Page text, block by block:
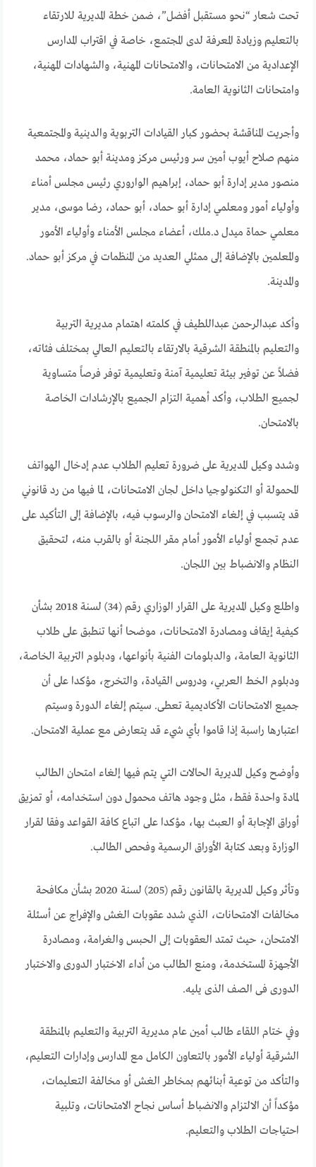
تحت شعار “نحو مستقبل أفضل”، ضمن خطة المديرية للارتقاء
بالتعليم وزيادة المعرفة لدى المجتمع، خاصة في اقتراب المدارس
الإعدادية من الامتحانات، والامتحانات المهنية، والشهادات المهنية،
وامتحانات الثانوية العامة.
وأجريت المناقشة بحضور كبار القيادات التربوية والدينية والمجتمعية
منهم صلاح أيوب أمين سر ورئيس مركز ومدينة أبو حماد، محمد
منصور مدير إدارة أبو حماد، إبراهيم الواروري رئيس مجلس أمناء
وأولياء أمور ومعلمي إدارة أبو حماد، أبو حماد، رضا موسى، مدير
معلمي حماة ميدل د.ملك، أعضاء مجلس الأمناء وأولياء الأمور
والمعلمين بالإضافة إلى ممثلي العديد من المنظمات في مركز أبو حماد.
والمدينة.
وأكد عبدالرحمن عبداللطيف في كلمته اهتمام مديرية التربية
والتعليم بالمنطقة الشرقية بالارتقاء بالتعليم العالي بمختلف فئاته،
فضلاً عن توفير بيئة تعليمية آمنة وتعليمية توفر فرصاً متساوية
لجميع الطلاب، وأكد أهمية التزام الجميع بالإرشادات الخاصة
بالامتحان.
وشدد وكيل المديرية على ضرورة تعليم الطلاب عدم إدخال الهواتف
المحمولة أو التكنولوجيا داخل لجان الامتحانات، لما فيها من رد قانوني
قد يتسبب في إلغاء الامتحان والرسوب فيه، بالإضافة إلى التأكيد على
عدم تجمع أولياء الأمور أمام مقر اللجنة أو بالقرب منه، لتحقيق
النظام والانضباط بين اللجان.
واطلع وكيل المديرية على القرار الوزاري رقم (34) لسنة 2018 بشأن
كيفية إيقاف ومصادرة الامتحانات، موضحا أنها تنطبق على طلاب
الثانوية العامة، والدبلومات الفنية بأنواعها، ودبلوم التربية الخاصة،
ودبلوم الخط العربي، ودروس القيادة، والتخرج، مؤكدا على أن
جميع الامتحانات الأكاديمية تعطى. سيتم إلغاء الدورة وسيتم
اعتبارها راسبة إذا قاموا بأي شيء قد يتعارض مع عملية الامتحان.
وأوضح وكيل المديرية الحالات التي يتم فيها إلغاء امتحان الطالب
لمادة واحدة فقط، مثل وجود هاتف محمول دون استخدامه، أو تمزيق
أوراق الإجابة أو العبث بها، مؤكدا على اتباع كافة القواعد وفقا لقرار
الوزارة وبعد كتابة الأوراق الرسمية وفحص الطالب.
وتأثر وكيل المديرية بالقانون رقم (205) لسنة 2020 بشأن مكافحة
مخالفات الامتحانات، الذي شدد عقوبات الغش والإفراج عن أسئلة
الامتحان، حيث تمتد العقوبات إلى الحبس والغرامة، ومصادرة
الأجهزة المستخدمة، ومنع الطالب من أداء الاختبار الدورى والاختبار
الدورى فى الصف الذى يليه.
وفي ختام اللقاء طالب أمين عام مديرية التربية والتعليم بالمنطقة
الشرقية أولياء الأمور بالتعاون الكامل مع المدارس وإدارات التعليم،
والتأكد من توعية أبنائهم بمخاطر الغش أو مخالفة التعليمات،
مؤكداً أن الالتزام والانضباط أساس نجاح الامتحانات، وتلبية
احتياجات الطلاب والتعليم.